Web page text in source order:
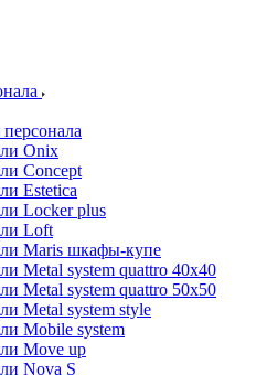
Onix
Concept
Estetica
Locker plus
Loft
Maris шкафы-купе
Metal system quattro 40x40
Metal system quattro 50x50
Metal system style
Mobile system
Move up
Nova S